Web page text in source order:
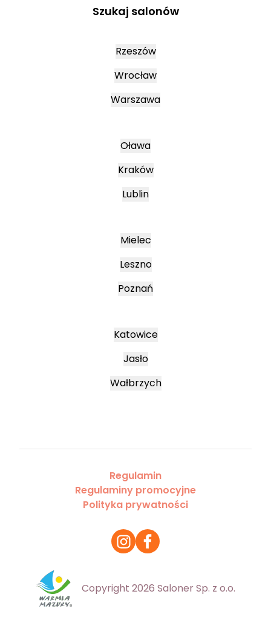
Szukaj salonów
Rzeszów
Wrocław
Warszawa
Oława
Kraków
Lublin
Mielec
Leszno
Poznań
Katowice
Jasło
Wałbrzych
Regulamin
Regulaminy promocyjne
Polityka prywatności
Copyright 2026 Saloner Sp. z o.o.